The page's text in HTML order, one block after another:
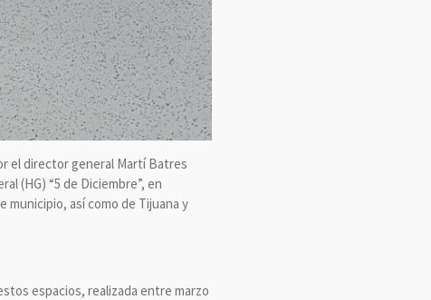
el director general Martí Batres
(HG) “5 de Diciembre”, en
así como de Tijuana y
espacios, realizada entre marzo